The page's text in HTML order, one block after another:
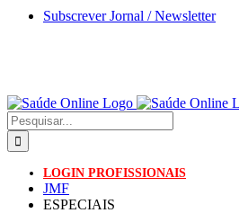
Skip
Subscrever Jornal / Newsletter
Pesquisar
LOGIN PROFISSIONAIS
JMF
ESPECIAIS